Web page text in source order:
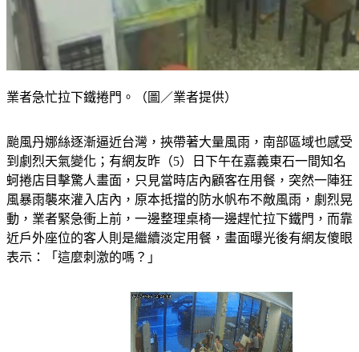
業者急忙拉下鐵捲門。（圖／業者提供）
颱風丹娜絲逐漸逼近台灣，挾帶著大量風雨，南部區域也感受
到劇烈天氣變化；有網友昨（5）日下午在嘉義東石一間知名
蚵捲店目擊驚人畫面，只見當時店內顧客在用餐，突然一陣狂
風暴雨襲來灌入店內，原本抵擋的防水帆布不敵風雨，劇烈晃
動，業者緊急衝上前，一邊整理桌椅一邊趕忙拉下鐵門，而靠
近戶外座位的客人則是繼續淡定用餐，畫面曝光後有網友傻眼
表示：「這麼刺激的嗎？」